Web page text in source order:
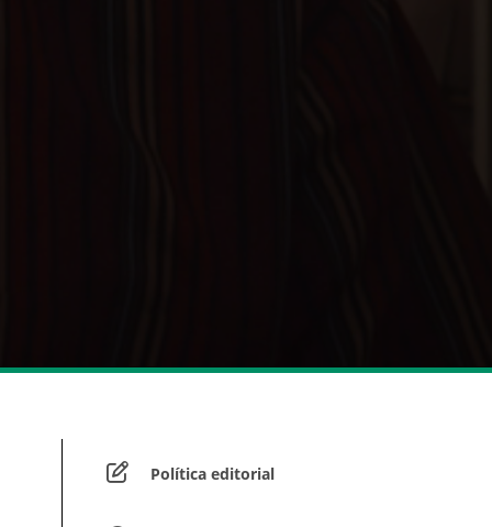
Política editorial